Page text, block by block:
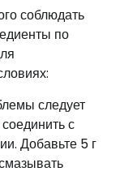
соблюдать
по
следует
с
Добавьте 5 г